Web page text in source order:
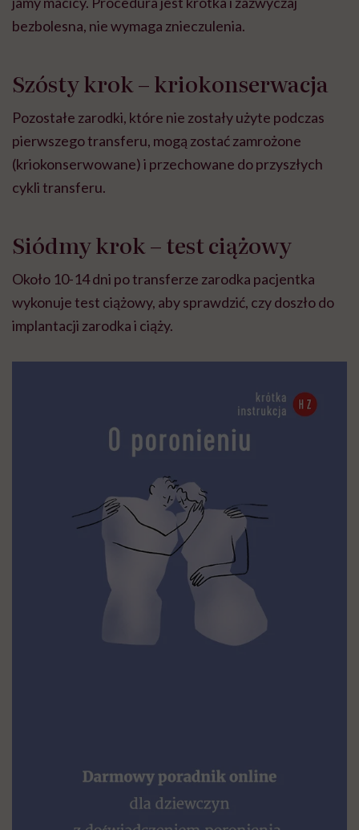
bezbolesna, nie wymaga znieczulenia.
Szósty krok – kriokonserwacja
Pozostałe zarodki, które nie zostały użyte podczas
pierwszego transferu, mogą zostać zamrożone
(kriokonserwowane) i przechowane do przyszłych
cykli transferu.
Siódmy krok – test ciążowy
Około 10-14 dni po transferze zarodka pacjentka
wykonuje test ciążowy, aby sprawdzić, czy doszło do
implantacji zarodka i ciąży.